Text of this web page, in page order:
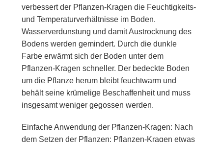
verbessert der Pflanzen-Kragen die Feuchtigkeits-
und Temperaturverhältnisse im Boden.
Wasserverdunstung und damit Austrocknung des
Bodens werden gemindert. Durch die dunkle
Farbe erwärmt sich der Boden unter dem
Pflanzen-Kragen schneller. Der bedeckte Boden
um die Pflanze herum bleibt feuchtwarm und
behält seine krümelige Beschaffenheit und muss
insgesamt weniger gegossen werden.
Einfache Anwendung der Pflanzen-Kragen: Nach
dem Setzen der Pflanzen: Pflanzen-Kragen etwas